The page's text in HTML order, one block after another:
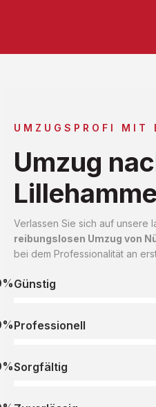
UMZUGSPROFI MIT
Umzug
Verlassen Sie sich auf unsere
reibungslosen Umzug von
bei dem Professionalität an
Günstig
Professionell
Sorgfältig